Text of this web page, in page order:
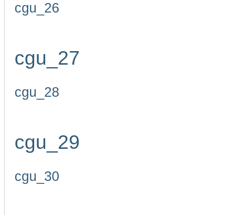
cgu_26
cgu_27
cgu_28
cgu_29
cgu_30